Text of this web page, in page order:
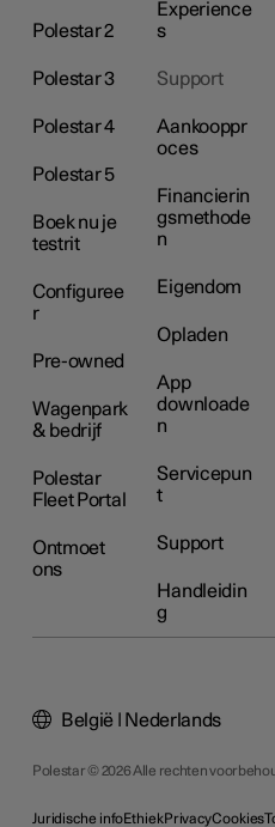
Polestar 2
Polestar 3
Polestar 4
Polestar 5
Boek nu je
testrit
Configuree
r
Pre-owned
Wagenpark
& bedrijf
Polestar
Fleet Portal
Ontmoet
ons
Experience
s
Support
Aankooppr
oces
Financierin
gsmethode
n
Eigendom
Opladen
App
downloade
n
Servicepun
t
Support
Handleidin
g
Polestar © 2026 Alle rechten
Juridische infoEthiekPrivacyCookies
België | Nederlands